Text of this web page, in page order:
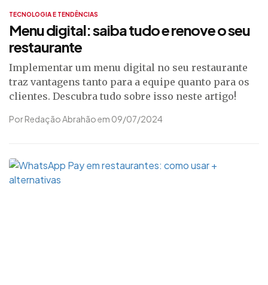
TECNOLOGIA E TENDÊNCIAS
Menu digital: saiba tudo e renove o seu
restaurante
Implementar um menu digital no seu restaurante
traz vantagens tanto para a equipe quanto para os
clientes. Descubra tudo sobre isso neste artigo!
Por Redação Abrahão em 09/07/2024